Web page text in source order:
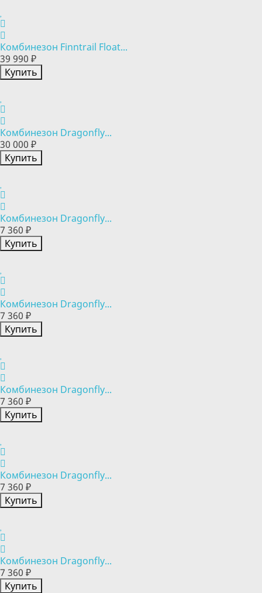
Комбинезон Finntrail Float...
39 990 ₽
Купить
Комбинезон Dragonfly...
30 000 ₽
Купить
Комбинезон Dragonfly...
7 360 ₽
Купить
Комбинезон Dragonfly...
7 360 ₽
Купить
Комбинезон Dragonfly...
7 360 ₽
Купить
Комбинезон Dragonfly...
7 360 ₽
Купить
Комбинезон Dragonfly...
7 360 ₽
Купить